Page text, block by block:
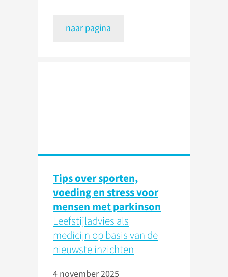
naar pagina
Tips over sporten,
voeding en stress voor
mensen met parkinson
Leefstijladvies als
medicijn op basis van de
nieuwste inzichten
4 november 2025